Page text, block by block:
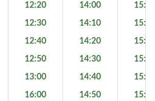
12:20
12:30
12:40
12:50
13:00
16:00
14:00
14:10
14:20
14:30
14:40
14:50
15:00
15:10
15:20
15:30
15:40
15:50